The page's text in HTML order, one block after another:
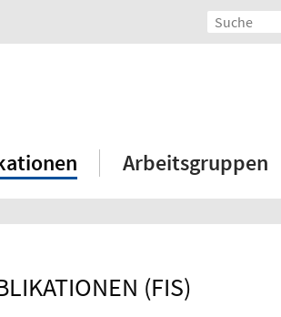
Arbeitsgruppen
(FIS)